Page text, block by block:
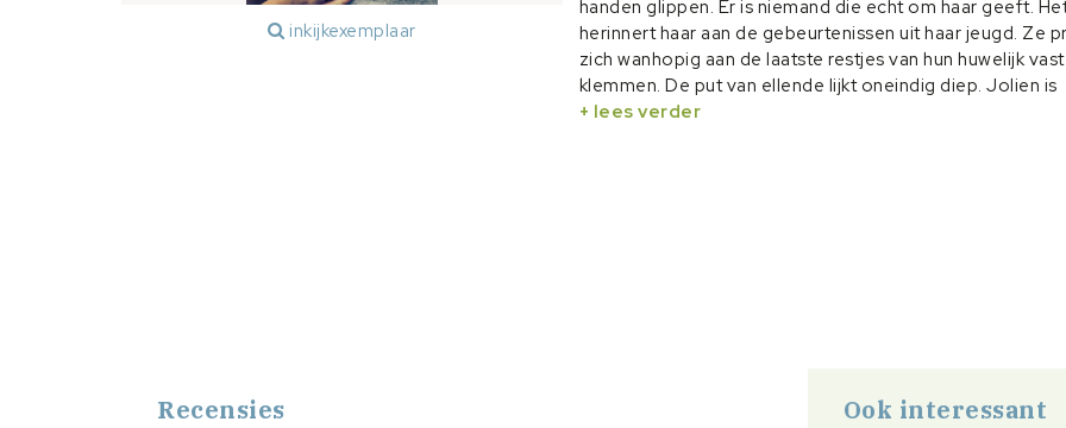
inkijkexemplaar
handen glippen. Er is niemand die echt om haar geeft.
herinnert haar aan de gebeurtenissen uit haar jeugd. Ze
zich wanhopig aan de laatste restjes van hun huwelijk
klemmen. De put van ellende lijkt oneindig diep. Jolien is
allesbehalve een doorsnee meisje uit groep 7. Thuis
+ lees verder
Recensies Ook interessant